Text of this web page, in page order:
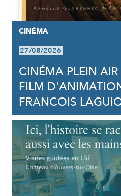
CINÉMA
27/08/2026
CINÉMA PLEIN
FILM
FRANCOIS